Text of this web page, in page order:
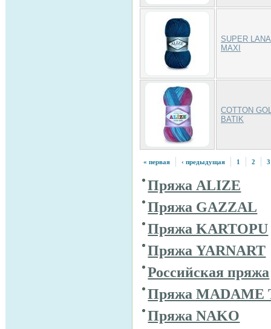
SUPER LANA
MAXI
COTTON
BATIK
« первая ‹ предыдущая 1 2 3
Пряжа ALIZE
Пряжа GAZZAL
Пряжа KARTOPU
Пряжа YARNART
Российская пряжа
Пряжа MADAME
Пряжа NAKO